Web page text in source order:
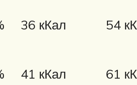
36 кКал 54
41 кКал 61